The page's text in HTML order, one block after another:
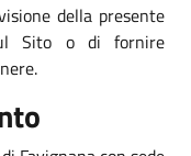
della presente
Sito o di fornire